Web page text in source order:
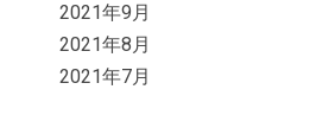
2021年9月
2021年8月
2021年7月